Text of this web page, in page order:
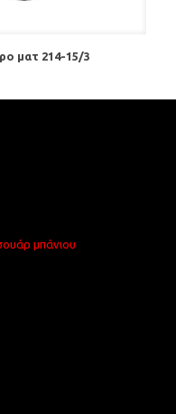
ματ 214-15/3
μπάνιου